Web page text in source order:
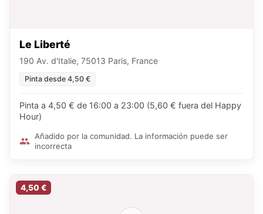
Le Liberté
190 Av. d'Italie, 75013 Paris, France
Pinta desde 4,50 €
Pinta a 4,50 € de 16:00 a 23:00 (5,60 € fuera del Happy
Hour)
Añadido por la comunidad. La información puede ser
incorrecta
4,50 €